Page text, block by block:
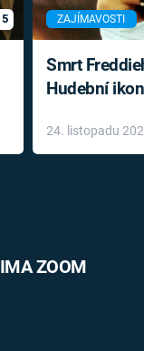
5 ZAJÍMAVOSTI
Smrt
Hudební
léky
24. listopadu
ZOOM